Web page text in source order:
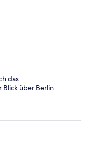
das
Blick über Berlin